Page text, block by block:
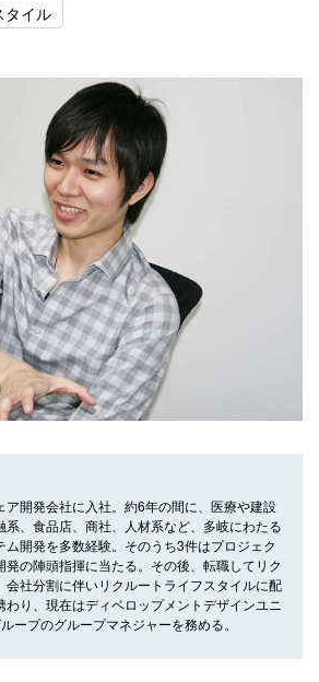
タイル
ア開発会社に入社。約6年の間に、医療や建設
、食品店、商社、人材系など、多岐にわたる
開発を多数経験。そのうち3件はプロジェク
発の陣頭指揮に当たる。その後、転職してリク
会社分割に伴いリクルートライフスタイルに配
わり、現在はディベロップメントデザインユニ
ープのグループマネジャーを務める。